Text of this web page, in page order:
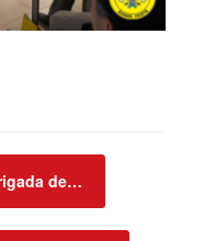
de…